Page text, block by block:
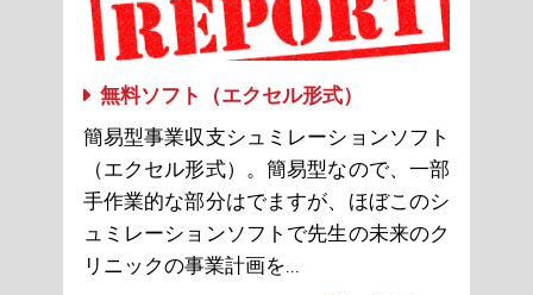
無料ソフト（エクセル形式）
簡易型事業収支シュミレーションソフト
（エクセル形式）。簡易型なので、一部
手作業的な部分はでますが、ほぼこのシ
ュミレーションソフトで先生の未来のク
リニックの事業計画を...